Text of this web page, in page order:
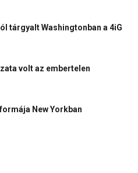
tárgyalt Washingtonban a 4iG
volt az embertelen
New Yorkban